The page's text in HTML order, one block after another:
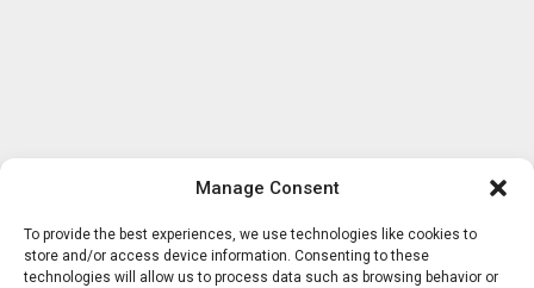
Manage Consent
To provide the best experiences, we use technologies like cookies to
store and/or access device information. Consenting to these
technologies will allow us to process data such as browsing behavior or